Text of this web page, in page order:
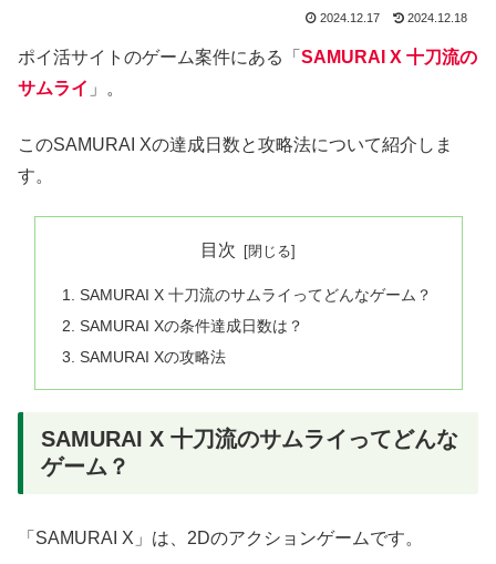
2024.12.17 2024.12.18
ポイ活サイトのゲーム案件にある「 SAMURAI X 十刀流の
サムライ 」。
このSAMURAI Xの達成日数と攻略法について紹介しま
す。
目次
SAMURAI X 十刀流のサムライってどんなゲーム？
SAMURAI Xの条件達成日数は？
SAMURAI Xの攻略法
SAMURAI X 十刀流のサムライってどんな
ゲーム？
「SAMURAI X」は、2Dのアクションゲームです。